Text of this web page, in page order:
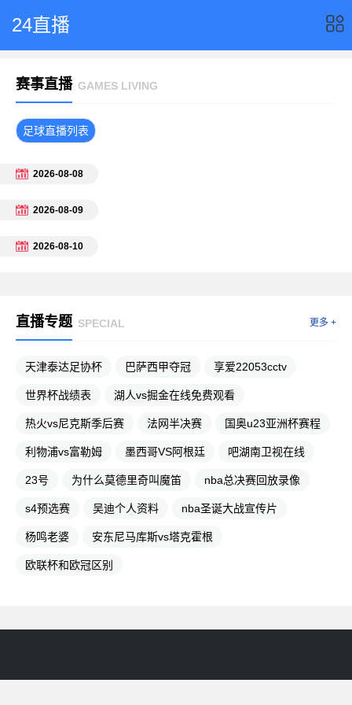
24直播
赛事直播 GAMES LIVING
足球直播列表
2026-08-08
2026-08-09
2026-08-10
直播专题 SPECIAL 更多 +
天津泰达足协杯 巴萨西甲夺冠 享爱22053cctv
世界杯战绩表 湖人vs掘金在线免费观看
热火vs尼克斯季后赛 法网半决赛 国奥u23亚洲杯赛程
利物浦vs富勒姆 墨西哥VS阿根廷 吧湖南卫视在线
23号 为什么莫德里奇叫魔笛 nba总决赛回放录像
s4预选赛 吴迪个人资料 nba圣诞大战宣传片
杨鸣老婆 安东尼马库斯vs塔克霍根
欧联杯和欧冠区别